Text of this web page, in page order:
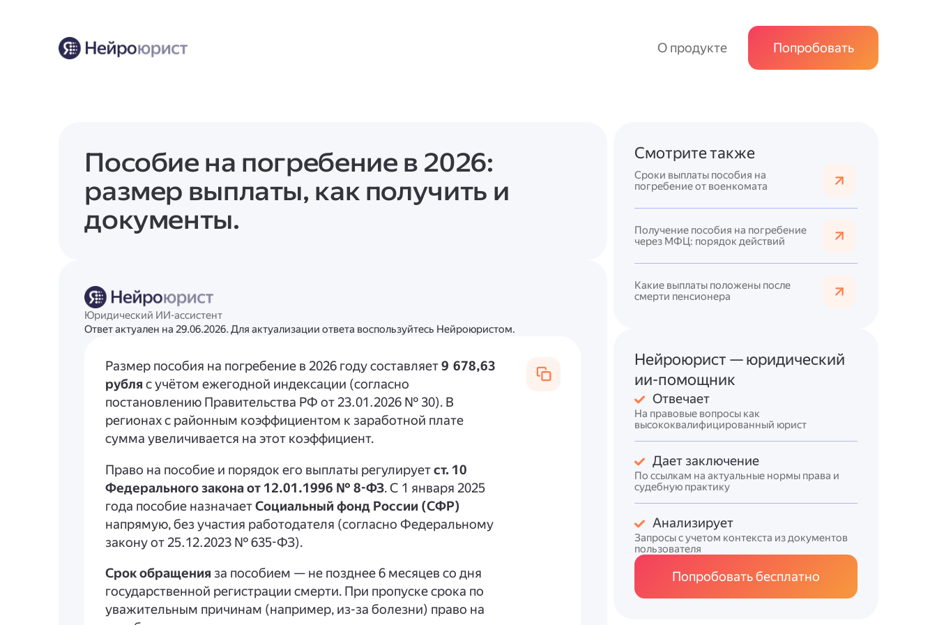
О продукте Попробовать
Пособие на погребение в 2026:
размер выплаты, как получить и
документы.
Юридический ИИ-ассистент
Ответ актуален на 29.06.2026. Для актуализации ответа воспользуйтесь Нейроюристом.
Размер пособия на погребение в 2026 году составляет9 678,63
рубля с учётом ежегодной индексации (согласно
постановлению Правительства РФ от 23.01.2026 № 30). В
регионах с районным коэффициентом к заработной плате
сумма увеличивается на этот коэффициент.
Право на пособие и порядок его выплаты регулируетст. 10
Федерального закона от 12.01.1996 № 8-ФЗ. С 1 января 2025
года пособие назначаетСоциальный фонд России (СФР)
напрямую, без участия работодателя (согласно Федеральному
закону от 25.12.2023 № 635-ФЗ).
Срок обращения за пособием — не позднее 6 месяцев со дня
государственной регистрации смерти. При пропуске срока по
уважительным причинам (например, из-за болезни) право на
Смотрите также
Сроки выплаты пособия на
погребение от военкомата
Получение пособия на погребение
через МФЦ: порядок действий
Какие выплаты положены после
смерти пенсионера
Нейроюрист — юридический
ии-помощник
Отвечает
На правовые вопросы как
высококвалифицированный юрист
Дает заключение
По ссылкам на актуальные нормы права и
судебную практику
Анализирует
Запросы с учетом контекста из документов
пользователя
Попробовать бесплатно